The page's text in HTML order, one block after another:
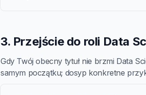
3. Przejście do roli Data
Gdy Twój obecny tytuł nie brzmi Data
samym początku; dosyp konkretne